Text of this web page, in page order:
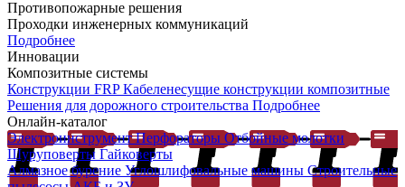
Противопожарные решения
Проходки инженерных коммуникаций
Подробнее
Инновации
Композитные системы
Конструкции FRPКабеленесущие конструкции композитные
Решения для дорожного строительства Подробнее
Онлайн-каталог
ЭлектроинструментПерфораторы Отбойные молотки
Шуруповерты Гайковерты
Алмазное бурение Углошлифовальные машины Строительные